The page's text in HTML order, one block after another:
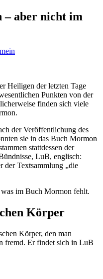
– aber nicht im
Heiligen der letzten Tage
Punkten von der
finden sich viele
der Veröffentlichung des
sie in das Buch Mormon
stattdessen der
LuB, englisch:
der Textsammlung „die
was im Buch Mormon fehlt.
Körper
Körper, den man
fremd. Er findet sich in LuB